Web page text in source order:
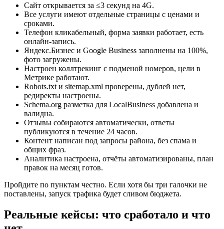
Сайт открывается за ≤3 секунд на 4G.
Все услуги имеют отдельные страницы с ценами и
сроками.
Телефон кликабельный, форма заявки работает, есть
онлайн-запись.
Яндекс.Бизнес и Google Business заполнены на 100%,
фото загружены.
Настроен коллтрекинг с подменой номеров, цели в
Метрике работают.
Robots.txt и sitemap.xml проверены, дублей нет,
редиректы настроены.
Schema.org разметка для LocalBusiness добавлена и
валидна.
Отзывы собираются автоматически, ответы
публикуются в течение 24 часов.
Контент написан под запросы района, без спама и
общих фраз.
Аналитика настроена, отчёты автоматизированы, план
правок на месяц готов.
Пройдите по пунктам честно. Если хотя бы три галочки не
поставлены, запуск трафика будет сливом бюджета.
Реальные кейсы: что сработало и что